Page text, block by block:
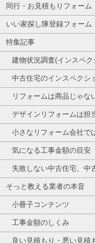
同行・お見積もりフォーム
いい家探し隊登録フォーム
特集記事
建物状況調査(インスペク
中古住宅のインスペクシ
リフォームは商品じゃな
デザインリフォームは担
小さなリフォーム会社で
気になる工事金額の目安
失敗しない中古住宅、中
そっと教える業者の本音
小冊子コンテンツ
工事金額のしくみ
良い見積もり・悪い見積